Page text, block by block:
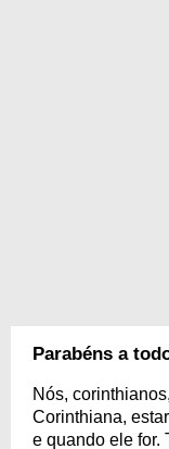
Parabéns a
Nós,
Corinthiana,
e quando ele for.